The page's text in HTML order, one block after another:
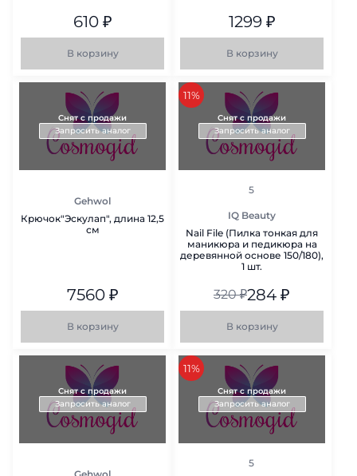
610₽
В корзину
1299₽
В корзину
Снят с продажи
Запросить аналог
Gehwol
Крючок"Эскулап", длина 12,5
см
7560₽
В корзину
Снят с продажи
Запросить аналог
скидка
11%
рейтинг
5
IQ Beauty
Nail File (Пилка тонкая для
маникюра и педикюра на
деревянной основе 150/180),
1 шт.
320₽284 ₽
В корзину
Снят с продажи
Запросить аналог
Снят с продажи
Запросить аналог
скидка
11%
рейтинг
5